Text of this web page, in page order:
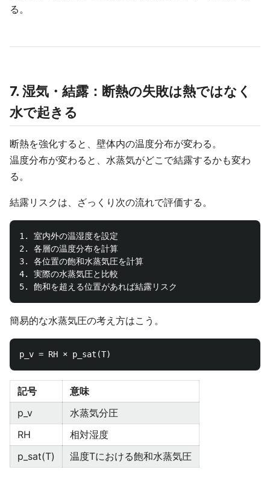
る。
7. 湿気・結露：断熱の失敗は熱ではなく
水で起きる
断熱を強化すると、壁体内の温度分布が変わる。
温度分布が変わると、水蒸気がどこで結露するかも変わ
る。
結露リスクは、ざっくり次の流れで評価する。
1. 室内外の温湿度を設定
2. 各層の温度分布を計算
3. 各位置の飽和水蒸気圧を計算
4. 実際の水蒸気圧と比較
簡易的な水蒸気圧の考え方はこう。
記号
意味
p_v
水蒸気分圧
RH
相対湿度
p_sat(T)
温度Tにおける飽和水蒸気圧